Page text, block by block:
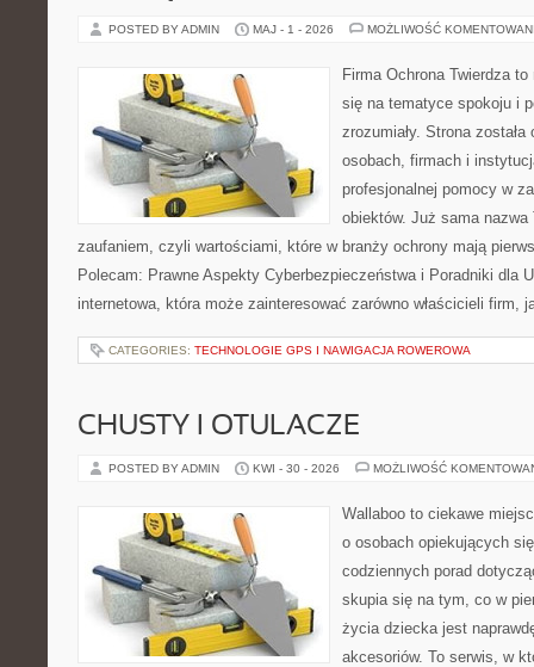
POSTED BY ADMIN MAJ - 1 - 2026 MOŻLIWOŚĆ
Firma Ochrona Twierdza
się na tematyce spokoju i
zrozumiały. Strona
osobach, firmach i
profesjonalnej pomocy w
obiektów. Już sama
zaufaniem, czyli wartościami, które w branży ochrony mają
Polecam: Prawne Aspekty Cyberbezpieczeństwa i Poradniki dla
internetowa, która może zainteresować zarówno właścicieli firm,
CATEGORIES: TECHNOLOGIE GPS I NAWIGACJA ROWEROWA
CHUSTY I OTULACZE
POSTED BY ADMIN KWI - 30 - 2026 MOŻLIWOŚĆ
Wallaboo to ciekawe
o osobach opiekujących
codziennych porad
skupia się na tym, co w
życia dziecka jest
akcesoriów. To serwis, w